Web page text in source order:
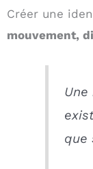
Créer une
mouvement,
que